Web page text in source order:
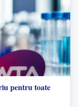
pentru toate